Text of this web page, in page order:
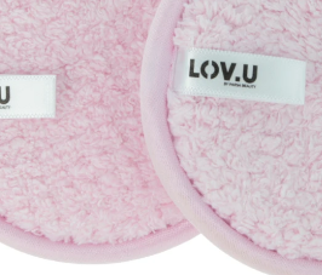
Läppar
Naglar
Hår
Schampo
Balsam
Treatment
Hårstyling